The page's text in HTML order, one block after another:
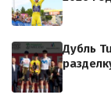
Дубль